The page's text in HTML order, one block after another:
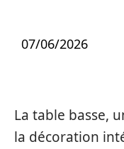
07/06/2026
La table basse,
la décoration